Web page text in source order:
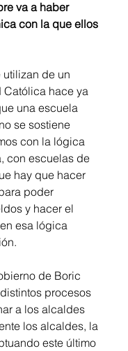
va a haber
con la que ellos
utilizan de un
hace ya
una escuela
se sostiene
con la lógica
con escuelas de
hay que hacer
poder
y hacer el
esa lógica
de Boric
procesos
a los alcaldes
los alcaldes, la
este último